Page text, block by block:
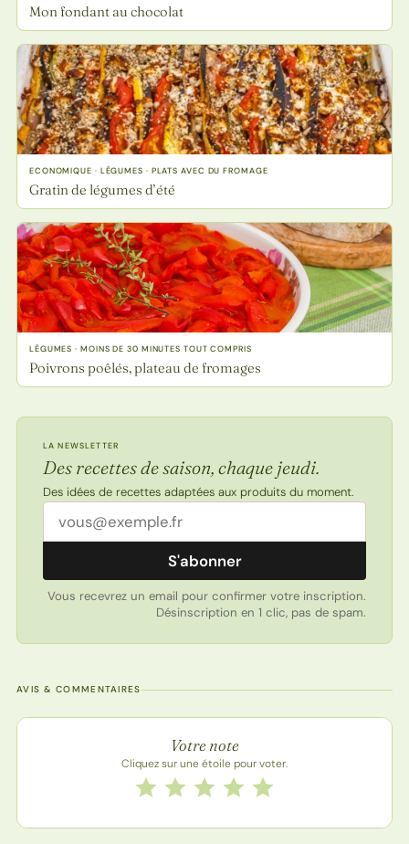
Mon fondant au chocolat
ECONOMIQUE · LÉGUMES · PLATS AVEC DU FROMAGE
Gratin de légumes d’été
LÉGUMES · MOINS DE 30 MINUTES TOUT COMPRIS
Poivrons poêlés, plateau de fromages
LA NEWSLETTER
Des recettes de saison, chaque jeudi.
Des idées de recettes adaptées aux produits du moment.
Adresse email
S'abonner
Vous recevrez un email pour confirmer votre inscription.
Désinscription en 1 clic, pas de spam.
AVIS & COMMENTAIRES
Note de la recette
Votre note
Cliquez sur une étoile pour voter.
Notez cette recette de 1 à 5 étoiles
5 étoiles
4 étoiles
3 étoiles
2 étoiles
1 étoile